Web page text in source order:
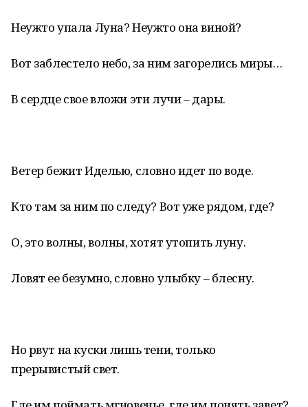
Неужто упала Луна? Неужто она виной?
Вот заблестело небо, за ним загорелись миры…
В сердце свое вложи эти лучи – дары.
Ветер бежит Иделью, словно идет по воде.
Кто там за ним по следу? Вот уже рядом, где?
О, это волны, волны, хотят утопить луну.
Ловят ее безумно, словно улыбку – блесну.
Но рвут на куски лишь тени, только
прерывистый свет.